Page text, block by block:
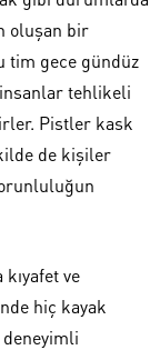
oluşan bir
tim gece gündüz
tehlikeli
Pistler kask
de kişiler
ve
hiç kayak